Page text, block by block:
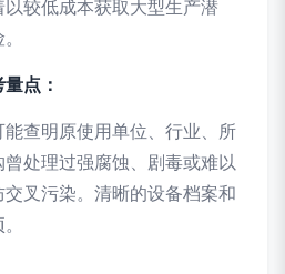
较低成本获取大型生产潜
点：
能查明原使用单位、行业、所
处理过强腐蚀、剧毒或难以
叉污染。清晰的设备档案和